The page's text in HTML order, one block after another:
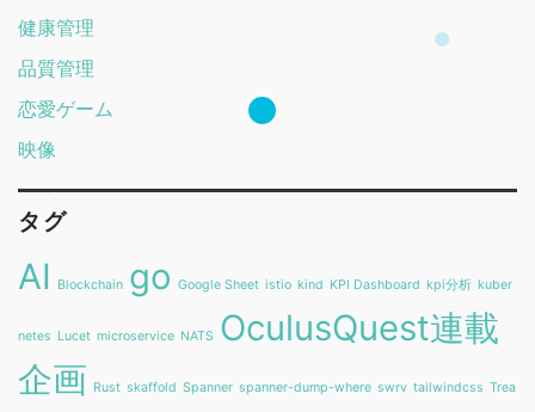
健康管理
品質管理
恋愛ゲーム
映像
タグ
AI Blockchain go Google Sheet istio kind KPI Dashboard kpi分析 kuber
netes Lucet microservice NATS OculusQuest連載
企画 Rust skaffold Spanner spanner-dump-where swrv tailwindcss Trea